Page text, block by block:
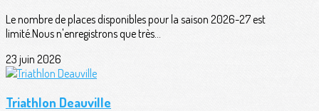
Le nombre de places disponibles pour la saison 2026-27 est
limité.Nous n'enregistrons que très...
23 juin 2026
Triathlon Deauville